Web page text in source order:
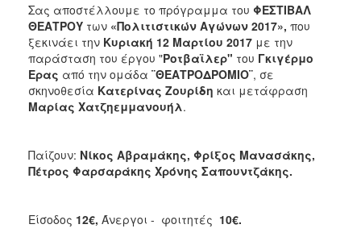
2015
2013
2012
2011
2010
Σας αποστέλλουμε το πρόγραμμα του ΦΕΣΤΙΒΑΛ
ΘΕΑΤΡΟΥ των «Πολιτιστικών Αγώνων 2017», που
ξεκινάει την Κυριακή 12 Μαρτίου 2017 με την
παράσταση του έργου "Ροτβαϊλερ" του Γκιγέρμο
Ερας από την ομάδα ¨ΘΕΑΤΡΟΔΡΟΜΙΟ¨, σε
σκηνοθεσία Κατερίνας Ζουρίδη και μετάφραση
Μαρίας Χατζηεμμανουήλ.
Παίζουν: Νίκος Αβραμάκης, Φρίξος Μανασάκης,
Πέτρος Φαρσαράκης Χρόνης Σαπουντζάκης.
Είσοδος 12€, Άνεργοι - φοιτητές 10€.